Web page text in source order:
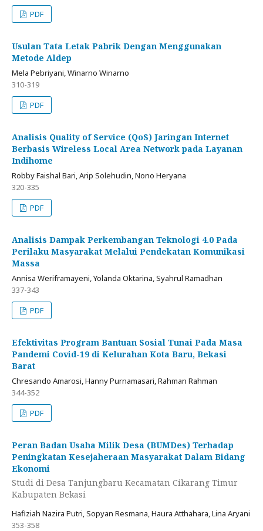
PDF
Usulan Tata Letak Pabrik Dengan Menggunakan
Metode Aldep
Mela Pebriyani, Winarno Winarno
310-319
PDF
Analisis Quality of Service (QoS) Jaringan Internet
Berbasis Wireless Local Area Network pada Layanan
Indihome
Robby Faishal Bari, Arip Solehudin, Nono Heryana
320-335
PDF
Analisis Dampak Perkembangan Teknologi 4.0 Pada
Perilaku Masyarakat Melalui Pendekatan Komunikasi
Massa
Annisa Weriframayeni, Yolanda Oktarina, Syahrul Ramadhan
337-343
PDF
Efektivitas Program Bantuan Sosial Tunai Pada Masa
Pandemi Covid-19 di Kelurahan Kota Baru, Bekasi
Barat
Chresando Amarosi, Hanny Purnamasari, Rahman Rahman
344-352
PDF
Peran Badan Usaha Milik Desa (BUMDes) Terhadap
Peningkatan Kesejaheraan Masyarakat Dalam Bidang
Ekonomi
Studi di Desa Tanjungbaru Kecamatan Cikarang Timur
Kabupaten Bekasi
Hafiziah Nazira Putri, Sopyan Resmana, Haura Atthahara, Lina Aryani
353-358